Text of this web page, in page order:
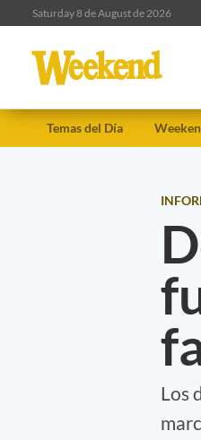
Saturday 8 de August de 2026
Temas del Día
Los